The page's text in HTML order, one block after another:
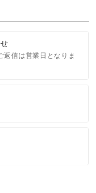
返信は営業日となりま